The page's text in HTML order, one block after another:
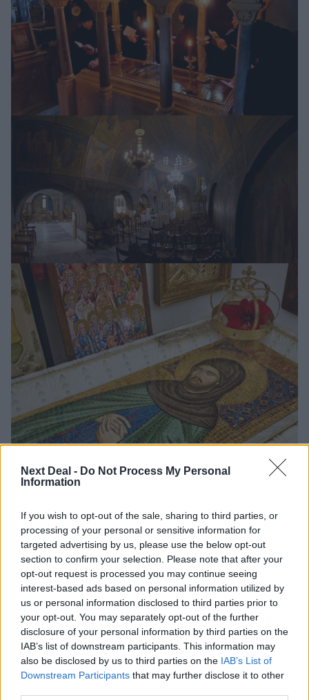
Next Deal - Do Not Process My Personal
Information
If you wish to opt-out of the sale, sharing to third parties, or
processing of your personal or sensitive information for
targeted advertising by us, please use the below opt-out
section to confirm your selection. Please note that after your
opt-out request is processed you may continue seeing
interest-based ads based on personal information utilized by
us or personal information disclosed to third parties prior to
your opt-out. You may separately opt-out of the further
disclosure of your personal information by third parties on the
IAB’s list of downstream participants. This information may
also be disclosed by us to third parties on the IAB’s List of
Downstream Participants that may further disclose it to other